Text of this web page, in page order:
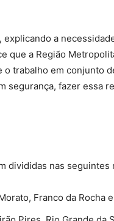
a
que a Região
o trabalho em conjunto
segurança, fazer essa
divididas nas seguintes
Franco da Rocha